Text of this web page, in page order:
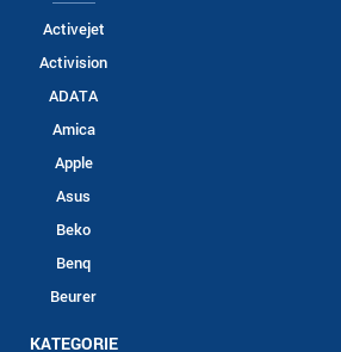
Activejet
Activision
ADATA
Amica
Apple
Asus
Beko
Benq
Beurer
KATEGORIE